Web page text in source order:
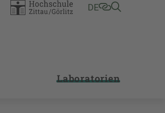
DE
Laboratorien